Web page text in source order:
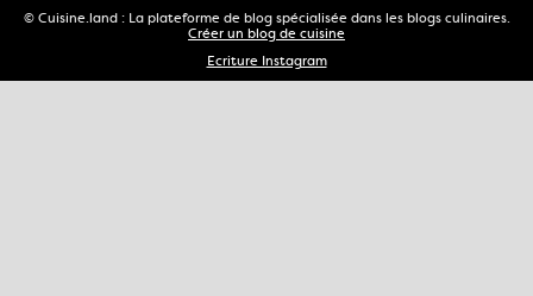
© Cuisine.land : La plateforme de blog spécialisée dans les blogs culinaires.
Créer un blog de cuisine
Ecriture Instagram